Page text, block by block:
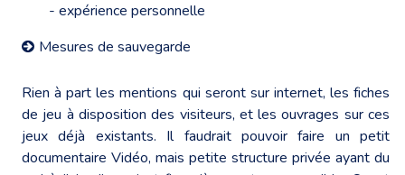
- expérience personnelle
Mesures de sauvegarde
Rien à part les mentions qui seront sur internet, les fiches
de jeu à disposition des visiteurs, et les ouvrages sur ces
jeux déjà existants. Il faudrait pouvoir faire un petit
documentaire Vidéo, mais petite structure privée ayant du